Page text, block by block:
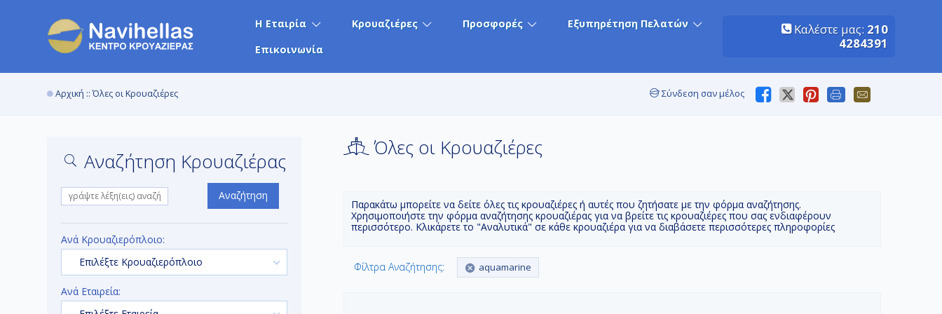
Η Εταιρία Κρουαζιέρες Προσφορές
Εξυπηρέτηση Πελατών
Επικοινωνία
Καλέστε μας: 210
4284391
Αρχική :: Όλες οι Κρουαζιέρες Σύνδεση σαν μέλος
Όλες οι Κρουαζιέρες
Παρακάτω μπορείτε να δείτε όλες τις κρουαζιέρες ή αυτές που ζητήσατε με την φόρμα αναζήτησης.
Χρησιμοποιήστε την φόρμα αναζήτησης κρουαζιέρας για να βρείτε τις κρουαζιέρες που σας ενδιαφέρουν
περισσότερο. Κλικάρετε το "Αναλυτικά" σε κάθε κρουαζιέρα για να διαβάσετε περισσότερες πληροφορίες
Φίλτρα Αναζήτησης: aquamarine
Αναζήτηση Κρουαζιέρας
Αναζήτηση
Ανά Κρουαζιερόπλοιο:
Επιλέξτε Κρουαζιερόπλοιο
Ανά Εταιρεία: